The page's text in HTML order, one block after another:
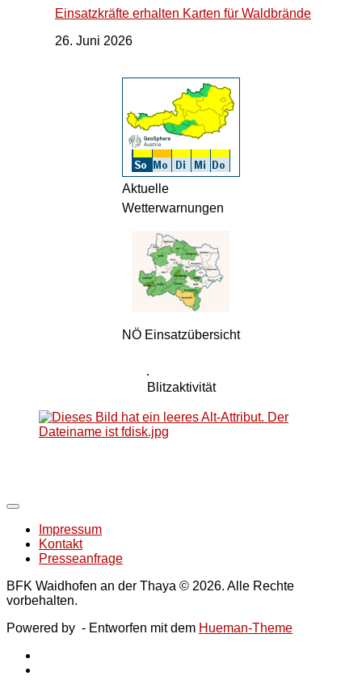
Einsatzkräfte erhalten Karten für Waldbrände
26. Juni 2026
Aktuelle
Wetterwarnungen
NÖ Einsatzübersicht
Blitzaktivität
Impressum
Kontakt
Presseanfrage
BFK Waidhofen an der Thaya © 2026. Alle Rechte
vorbehalten.
Powered by - Entworfen mit dem Hueman-Theme